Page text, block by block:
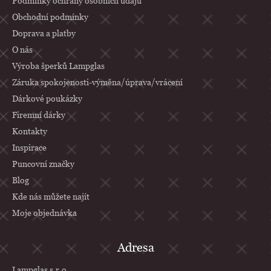
a
í
Obchodní podmínky
Doprava a platby
O nás
Výroba šperků Lampglas
Záruka spokojenosti-výměna/úprava/vrácení
Dárkové poukázky
Firemní dárky
Kontakty
Inspirace
Puncovní značky
Blog
Kde nás můžete najít
Moje objednávka
Adresa